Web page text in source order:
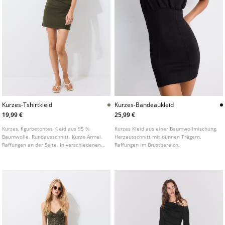
Kurzes-Tshirtkleid
19,99 €
Kurzes, figurbetontes Kleid aus 95 %
Baumwolle. Rundausschnitt. Kurze Ärmel.
Raffungen an der Seite. In verschiedenen
Kurzes-Bandeaukleid
25,99 €
Kurzes Kleid aus einer Baumwollmischung.
Herzausschnitt mit dünnen Trägern.
Raffungen im Brustbereich.